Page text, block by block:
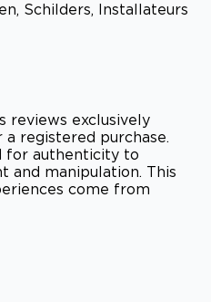
Schilders, Installateurs
reviews exclusively
registered purchase.
for authenticity to
and manipulation. This
come from